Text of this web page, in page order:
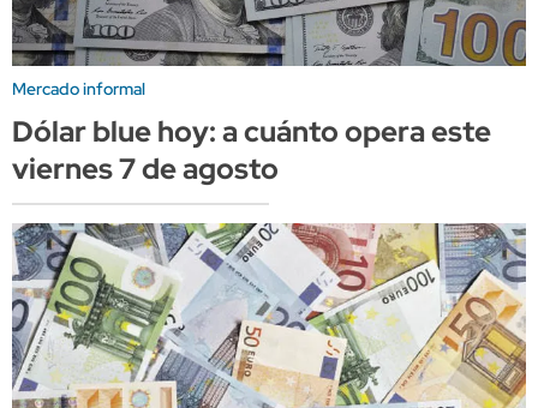
Mercado informal
Dólar blue hoy: a cuánto opera este
viernes 7 de agosto